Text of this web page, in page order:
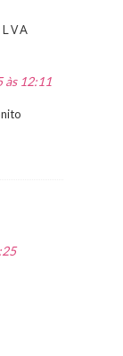
às 12:11